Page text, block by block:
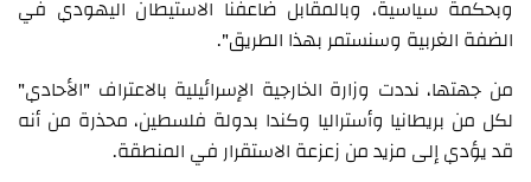
وبحكمة سياسية، وبالمقابل ضاعفنا الاستيطان اليهودي في
الضفة الغربية وسنستمر بهذا الطريق".
من جهتها، نددت وزارة الخارجية الإسرائيلية بالاعتراف "الأحادي"
لكل من بريطانيا وأستراليا وكندا بدولة فلسطين، محذرة من أنه
قد يؤدي إلى مزيد من زعزعة الاستقرار في المنطقة.